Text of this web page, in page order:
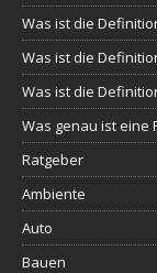
Was ist die
Was ist die
Was ist die
Was genau ist eine
Ratgeber
Ambiente
Auto
Bauen